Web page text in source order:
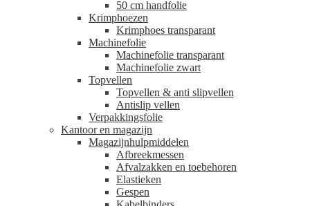
50 cm handfolie
Krimphoezen
Krimphoes transparant
Machinefolie
Machinefolie transparant
Machinefolie zwart
Topvellen
Topvellen & anti slipvellen
Antislip vellen
Verpakkingsfolie
Kantoor en magazijn
Magazijnhulpmiddelen
Afbreekmessen
Afvalzakken en toebehoren
Elastieken
Gespen